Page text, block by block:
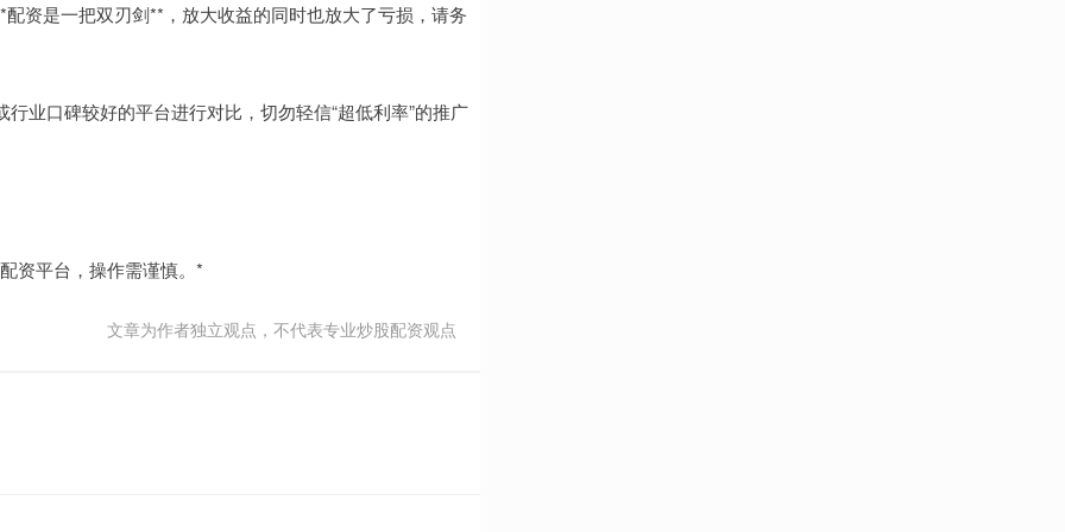
资是一把双刃剑**，放大收益的同时也放大了亏损，请务
业口碑较好的平台进行对比，切勿轻信“超低利率”的推广
资平台，操作需谨慎。*
文章为作者独立观点，不代表专业炒股配资观点